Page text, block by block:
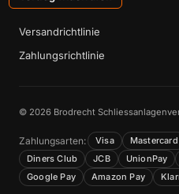
Versandrichtlinie
Zahlungsrichtlinie
© 2026 Brodrecht
Zahlungsarten: Visa Mastercard
Diners Club
JCB UnionPay
Google Pay
Amazon Pay